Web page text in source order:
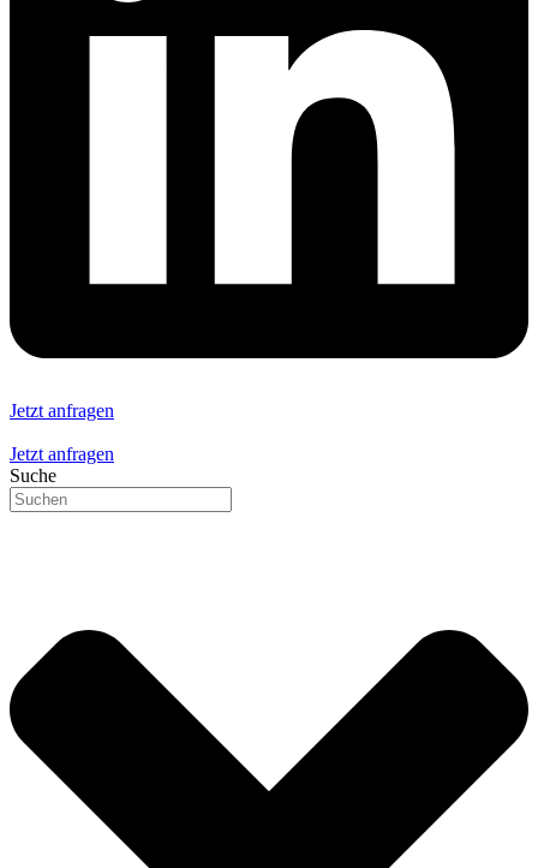
Jetzt anfragen
Jetzt anfragen
Suche